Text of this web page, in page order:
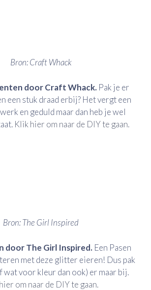
Bron: Craft Whack
door Craft Whack.Pak je er
een stuk draad erbij? Het vergt een
en geduld maar dan heb je wel
Klik hier om naar de DIY te gaan.
Bron: The Girl Inspired
door The Girl Inspired. Een Pasen
met deze glitter eieren! Dus pak
wat voor kleur dan ook) er maar bij.
om naar de DIY te gaan.